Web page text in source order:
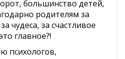
большинство детей,
родителям за
чудеса, за счастливое
главное?!
психологов,